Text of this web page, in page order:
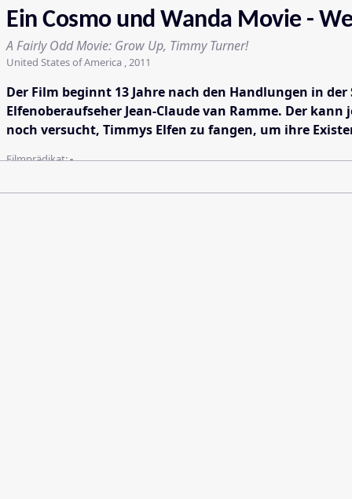
Ein Cosmo und Wanda Movie -
A Fairly Odd Movie: Grow Up, Timmy Turner!
United States of America , 2011
Der Film beginnt 13 Jahre nach den Handlungen in
Elfenoberaufseher Jean-Claude van Ramme. Der
noch versucht, Timmys Elfen zu fangen, um ihre
Filmprädikat:-